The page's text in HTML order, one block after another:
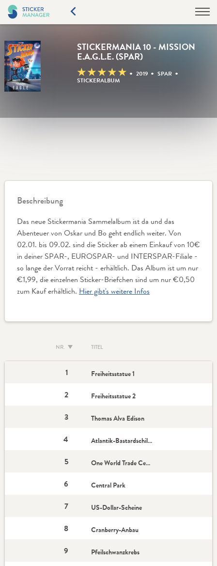
STICKERMANIA 10 - MISSION
E.A.G.L.E. (SPAR)
★★★★★ • 2019 • SPAR •
STICKERALBUM
Beschreibung
Das neue Stickermania Sammelalbum ist da und das
Abenteuer von Oskar und Bo geht endlich weiter. Von
02.01. bis 09.02. sind die Sticker ab einem Einkauf von 10€
in deiner SPAR-, EUROSPAR- und INTERSPAR-Filiale -
so lange der Vorrat reicht - erhältlich. Das Album ist um nur
€1,99, die einzelnen Sticker-Briefchen sind um nur €0,50
zum Kauf erhältlich. Hier gibt's weitere Infos
NR. TITEL
1 Freiheitsstatue 1
2 Freiheitsstatue 2
3 Thomas Alva Edison
4 Atlantik-Bastardschildkröte
5 One World Trade Center
6 Central Park
7 US-Dollar-Scheine
8 Cranberry-Anbau
9 Pfeilschwanzkrebs